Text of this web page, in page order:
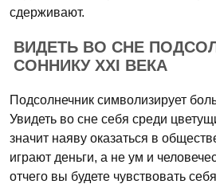
сдерживают.
ВИДЕТЬ ВО СНЕ
СОННИКУ XXI ВЕКА
Подсолнечник символизирует
Увидеть во сне себя среди
значит наяву оказаться в
играют деньги, а не ум и
отчего вы будете чувствовать